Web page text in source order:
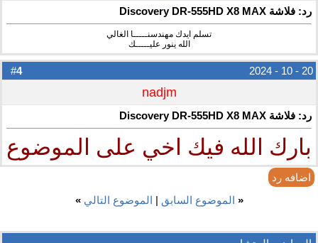
رد: فلاشة Discovery DR-555HD X8 MAX
تسلم ايدك مهندسنـــــا الغالي
الله ينور عليـــــك
#
4 20 - 10 - 2024
nadjm
رد: فلاشة Discovery DR-555HD X8 MAX
بارك الله فيك اخي على الموضوع
اضافه رد
« الموضوع السابق | الموضوع التالي »